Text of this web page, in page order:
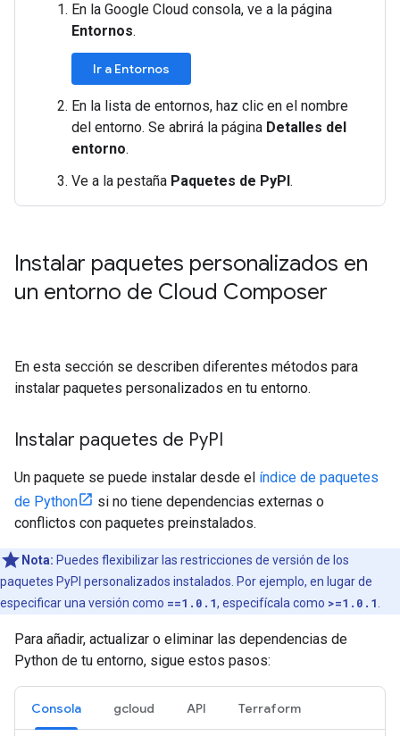
En la Google Cloud consola, ve a la página
Entornos.
Ir a Entornos
En la lista de entornos, haz clic en el nombre
del entorno. Se abrirá la página Detalles del
entorno.
Ve a la pestaña Paquetes de PyPI.
Instalar paquetes personalizados en
un entorno de Cloud Composer
En esta sección se describen diferentes métodos para
instalar paquetes personalizados en tu entorno.
Instalar paquetes de PyPI
Un paquete se puede instalar desde el índice de paquetes
de Python
si no tiene dependencias externas o
conflictos con paquetes preinstalados.
Nota: Puedes flexibilizar las restricciones de versión de los
paquetes PyPI personalizados instalados. Por ejemplo, en lugar de
especificar una versión como ==1.0.1, especifícala como >=1.0.1
Para añadir, actualizar o eliminar las dependencias de
Python de tu entorno, sigue estos pasos:
Consola gcloud API Terraform